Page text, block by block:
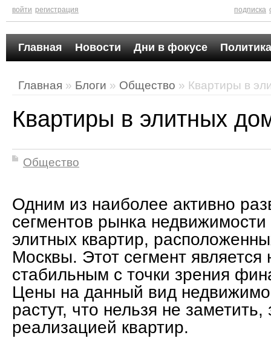
войти регистрация подписка
Главная Новости Дни в фокусе
Главная » Блоги » Общество » Квартиры в
Квартиры в элитных
Общество
Одним из наиболее активно
сегментов рынка
элитных квартир,
Москвы. Этот сегмент является
стабильным с точки зрения
Цены на данный вид
растут, что нельзя не
реализацией квартир.